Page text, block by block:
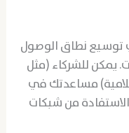
توسيع نطاق الوصول
يمكن للشركاء (مثل
مساعدتك في
من شبكات